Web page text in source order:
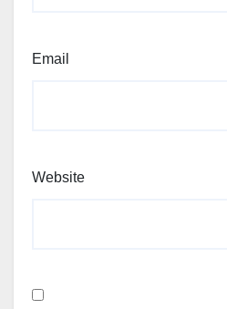
Email
Website